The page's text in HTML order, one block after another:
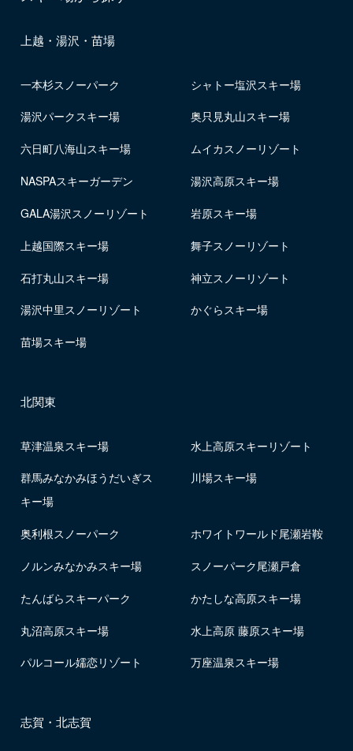
上越・湯沢・苗場
一本杉スノーパーク シャトー塩沢スキー場
湯沢パークスキー場 奥只見丸山スキー場
六日町八海山スキー場 ムイカスノーリゾート
NASPAスキーガーデン 湯沢高原スキー場
GALA湯沢スノーリゾート 岩原スキー場
上越国際スキー場 舞子スノーリゾート
石打丸山スキー場 神立スノーリゾート
湯沢中里スノーリゾート かぐらスキー場
苗場スキー場
北関東
草津温泉スキー場 水上高原スキーリゾート
群馬みなかみほうだいぎス
キー場
川場スキー場
奥利根スノーパーク ホワイトワールド尾瀬岩鞍
ノルンみなかみスキー場 スノーパーク尾瀬戸倉
たんばらスキーパーク かたしな高原スキー場
丸沼高原スキー場 水上高原 藤原スキー場
パルコール嬬恋リゾート 万座温泉スキー場
志賀・北志賀